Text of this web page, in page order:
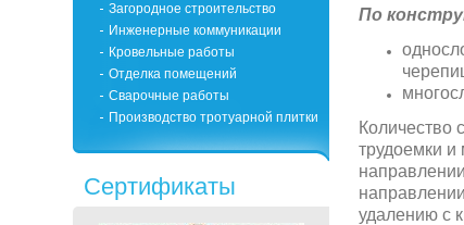
По
Количество
трудоемки
удалению с
Загородное строительство
Инженерные коммуникации
Кровельные работы
Отделка помещений
Сварочные работы
Производство тротуарной плитки
Сертификаты